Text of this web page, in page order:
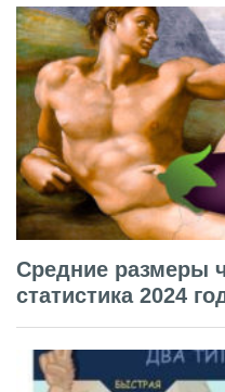
Средние размеры
статистика 2024